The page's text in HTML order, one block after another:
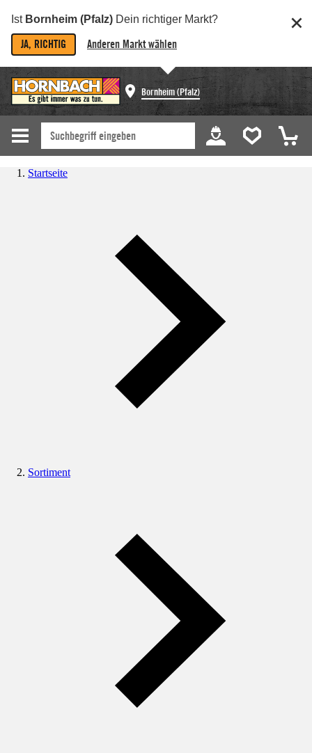
Ist Bornheim (Pfalz) Dein richtiger Markt?
JA, RICHTIG Anderen Markt wählen
Bornheim (Pfalz)
Startseite
Sortiment